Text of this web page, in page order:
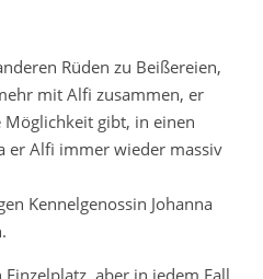
Rüden zu Beißereien,
mit Alfi zusammen, er
gibt, in einen
er Alfi immer wieder massiv
Kennelgenossin Johanna
aber in jedem Fall